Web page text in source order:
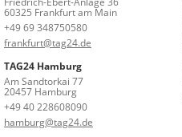
60325 Frankfurt am Main
+49 69 348750580
frankfurt@tag24.de
TAG24 Hamburg
Am Sandtorkai 77
20457 Hamburg
+49 40 228608090
hamburg@tag24.de